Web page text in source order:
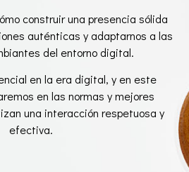
construir una presencia sólida
auténticas y adaptarnos a las
del entorno digital.
en la era digital, y en este
en las normas y mejores
una interacción respetuosa y
efectiva.